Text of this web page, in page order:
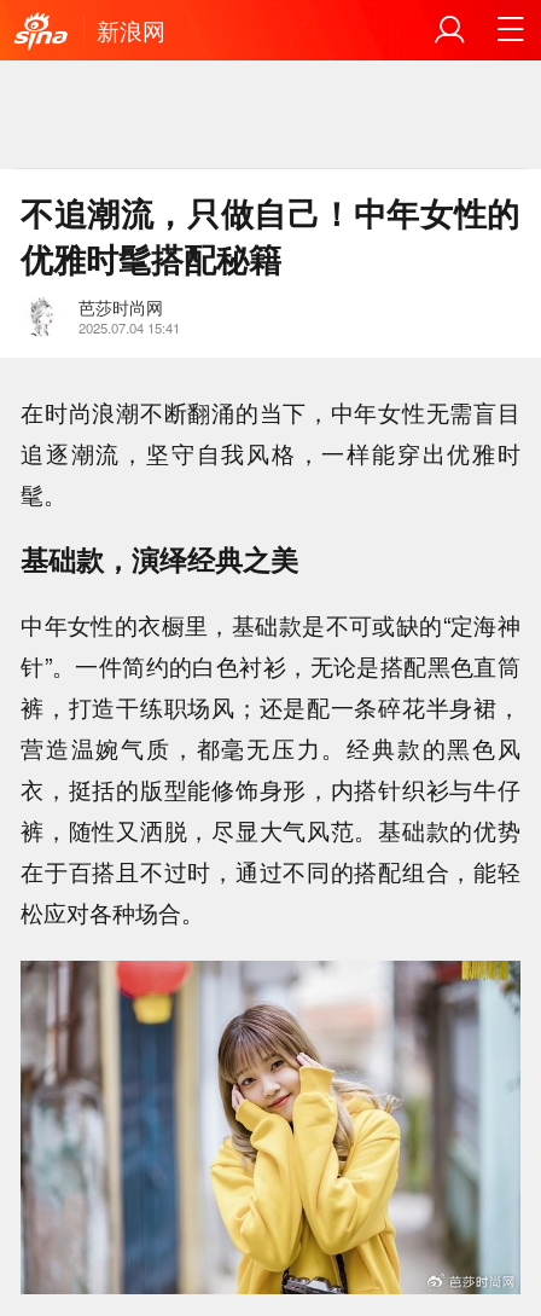
新浪网
不追潮流，只做自己！中年女性的
优雅时髦搭配秘籍
芭莎时尚网
2025.07.04 15:41
在时尚浪潮不断翻涌的当下，中年女性无需盲目
追逐潮流，坚守自我风格，一样能穿出优雅时
髦。
基础款，演绎经典之美
中年女性的衣橱里，基础款是不可或缺的“定海神
针”。一件简约的白色衬衫，无论是搭配黑色直筒
裤，打造干练职场风；还是配一条碎花半身裙，
营造温婉气质，都毫无压力。经典款的黑色风
衣，挺括的版型能修饰身形，内搭针织衫与牛仔
裤，随性又洒脱，尽显大气风范。基础款的优势
在于百搭且不过时，通过不同的搭配组合，能轻
松应对各种场合。